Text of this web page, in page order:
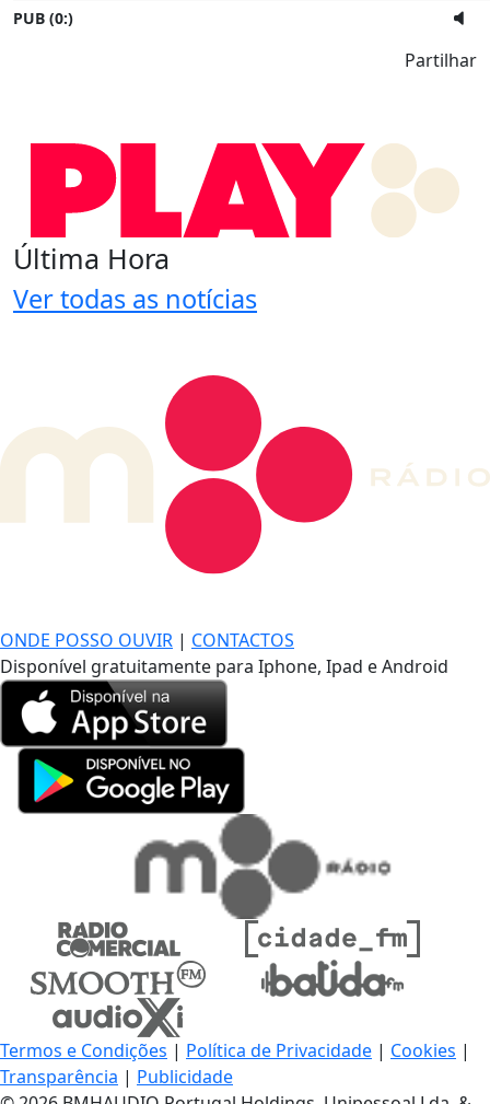
PUB (0:)
Partilhar
Última Hora
Ver todas as notícias
ONDE POSSO OUVIR | CONTACTOS
Disponível gratuitamente para Iphone, Ipad e Android
Termos e Condições | Política de Privacidade | Cookies |
Transparência | Publicidade